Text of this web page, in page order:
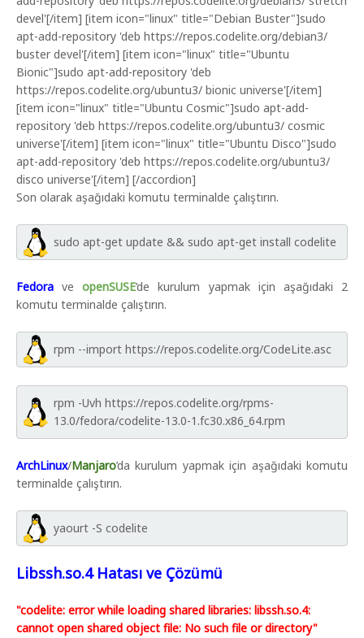
devel'[/item] [item icon="linux" title="Debian Buster"]sudo
apt-add-repository 'deb https://repos.codelite.org/debian3/
buster devel'[/item] [item icon="linux" title="Ubuntu
Bionic"]sudo apt-add-repository 'deb
https://repos.codelite.org/ubuntu3/ bionic universe'[/item]
[item icon="linux" title="Ubuntu Cosmic"]sudo apt-add-
repository 'deb https://repos.codelite.org/ubuntu3/ cosmic
universe'[/item] [item icon="linux" title="Ubuntu Disco"]sudo
apt-add-repository 'deb https://repos.codelite.org/ubuntu3/
disco universe'[/item] [/accordion]
Son olarak aşağıdaki komutu terminalde çalıştırın.
sudo apt-get update && sudo apt-get install codelite
Fedora veopenSUSE’de kurulum yapmak için aşağıdaki 2
komutu terminalde çalıştırın.
rpm --import https://repos.codelite.org/CodeLite.asc
rpm -Uvh https://repos.codelite.org/rpms-
13.0/fedora/codelite-13.0-1.fc30.x86_64.rpm
ArchLinux/Manjaro’da kurulum yapmak için aşağıdaki komutu
terminalde çalıştırın.
yaourt -S codelite
Libssh.so.4 Hatası ve Çözümü
"codelite: error while loading shared libraries: libssh.so.4:
cannot open shared object file: No such file or directory"